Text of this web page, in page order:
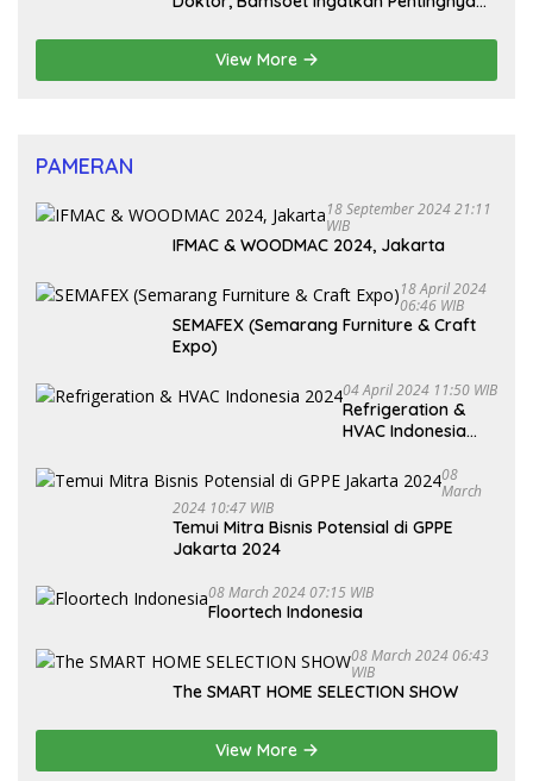
View More
PAMERAN
18 September 2024 21:11
WIB
IFMAC & WOODMAC 2024, Jakarta
18 April 2024
06:46 WIB
SEMAFEX (Semarang Furniture & Craft
Expo)
04 April 2024 11:50 WIB
Refrigeration &
HVAC Indonesia
08
March
2024 10:47 WIB
Temui Mitra Bisnis Potensial di GPPE
Jakarta 2024
08 March 2024 07:15 WIB
Floortech Indonesia
08 March 2024 06:43
WIB
The SMART HOME SELECTION SHOW
View More